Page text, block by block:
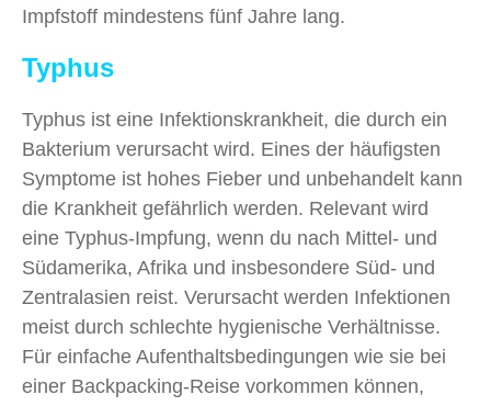
Impfstoff mindestens fünf Jahre lang.
Typhus
Typhus ist eine Infektionskrankheit, die durch ein
Bakterium verursacht wird. Eines der häufigsten
Symptome ist hohes Fieber und unbehandelt kann
die Krankheit gefährlich werden. Relevant wird
eine Typhus-Impfung, wenn du nach Mittel- und
Südamerika, Afrika und insbesondere Süd- und
Zentralasien reist. Verursacht werden Infektionen
meist durch schlechte hygienische Verhältnisse.
Für einfache Aufenthaltsbedingungen wie sie bei
einer Backpacking-Reise vorkommen können,